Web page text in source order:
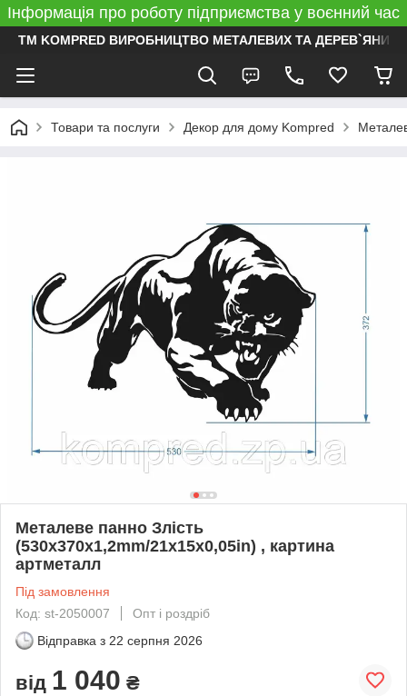
Інформація про роботу підприємства у воєнний час
ТМ KOMPRED ВИРОБНИЦТВО МЕТАЛЕВИХ ТА ДЕРЕВ`ЯНИХ
Товари та послуги Декор для дому Kompred
Металеве панно Злість
(530x370х1,2mm/21x15x0,05in) , картина
артметалл
Під замовлення
Код: st-2050007
Опт і роздріб
Відправка з 22 серпня 2026
від 1 040 ₴